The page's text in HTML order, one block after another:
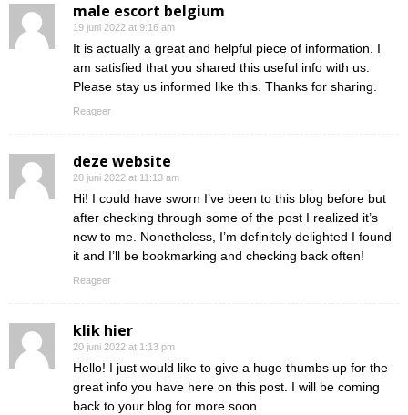
male escort belgium
19 juni 2022 at 9:16 am
It is actually a great and helpful piece of information. I
am satisfied that you shared this useful info with us.
Please stay us informed like this. Thanks for sharing.
Reageer
deze website
20 juni 2022 at 11:13 am
Hi! I could have sworn I’ve been to this blog before but
after checking through some of the post I realized it’s
new to me. Nonetheless, I’m definitely delighted I found
it and I’ll be bookmarking and checking back often!
Reageer
klik hier
20 juni 2022 at 1:13 pm
Hello! I just would like to give a huge thumbs up for the
great info you have here on this post. I will be coming
back to your blog for more soon.